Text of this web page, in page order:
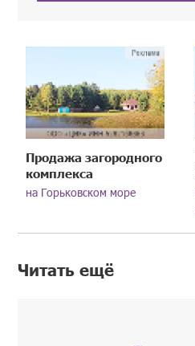
Продажа загородного
комплекса
на Горьковском море
Читать ещё